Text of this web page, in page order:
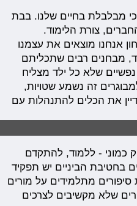
מבלבלת בחיים שלנו. בבת
צורת הלימוד.
אנחנו מוצאים את עצמנו
מבחנים רבים שתכליתם
שלא כל ילד מצליח
זה נשמע שטויות,
את הכלים להתנהלות עם
כמוני - ללמוד, להתקדם
בחטיבת הביניים יש תפקיד
מתלמידים על מורים
שלא מקשיבים לצרכים